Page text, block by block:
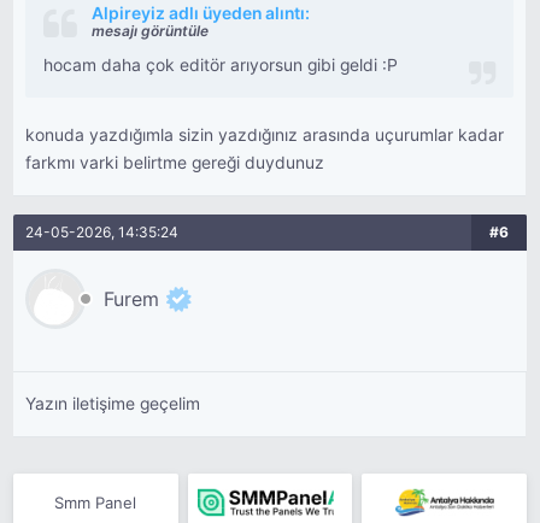
Alpireyiz adlı üyeden alıntı:
mesajı görüntüle
hocam daha çok editör arıyorsun gibi geldi :P
konuda yazdığımla sizin yazdığınız arasında uçurumlar kadar
farkmı varki belirtme gereği duydunuz
24-05-2026, 14:35:24 #6
Furem
Yazın iletişime geçelim
Smm Panel